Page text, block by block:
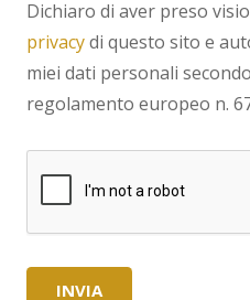
Dichiaro di aver preso
privacydi questo sito e
miei dati personali
regolamento europeo n.